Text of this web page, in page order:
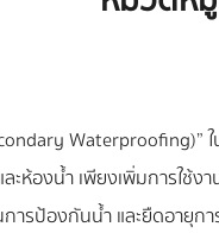
Waterproofing)” ใ
ห้องน้ำ เพียงเพิ่มการใช้งา
ารป้องกันน้ำ และยืดอายุกา